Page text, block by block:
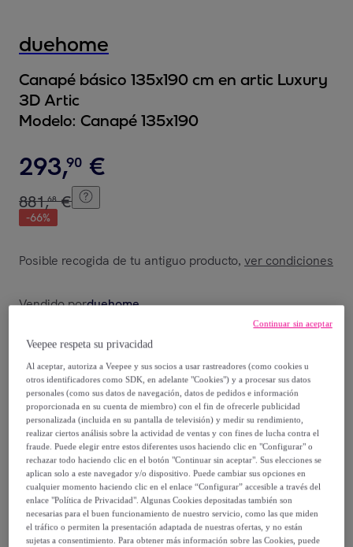
duehome
Canapé básico 135x190 cm en artic Luxury
3D Artic
Modelo: Canapé 135x190
293,90 €
881,68 €
-66%
Posible recogida de tu antiguo producto, ver condiciones
Vendido porduehome
Entrega
Envío gratis
Entrega: Entre el16/08y el19/08
¿Cómo funciona?
Veepee respeta su privacidad
Al aceptar, autoriza a Veepee y sus socios a usar rastreadores (como cookies u
otros identificadores como SDK, en adelante "Cookies") y a procesar sus datos
personales (como sus datos de navegación, datos de pedidos e información
proporcionada en su cuenta de miembro) con el fin de ofrecerle publicidad
personalizada (incluida en su pantalla de televisión) y medir su rendimiento,
realizar ciertos análisis sobre la actividad de ventas y con fines de lucha contra el
fraude. Puede elegir entre estos diferentes usos haciendo clic en "Configurar" o
rechazar todo haciendo clic en el botón "Continuar sin aceptar". Sus elecciones se
aplican solo a este navegador y/o dispositivo. Puede cambiar sus opciones en
cualquier momento haciendo clic en el enlace “Configurar” accesible a través del
enlace "Política de Privacidad". Algunas Cookies depositadas también son
necesarias para el buen funcionamiento de nuestro servicio, como las que miden
el tráfico o permiten la presentación adaptada de nuestras ofertas, y no están
sujetas a consentimiento. Para obtener más información sobre las Cookies, puede
Continuar sin aceptar